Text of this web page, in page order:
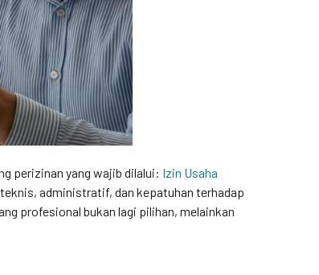
perizinan yang wajib dilalui: Izin Usaha
administratif, dan kepatuhan terhadap
profesional bukan lagi pilihan, melainkan